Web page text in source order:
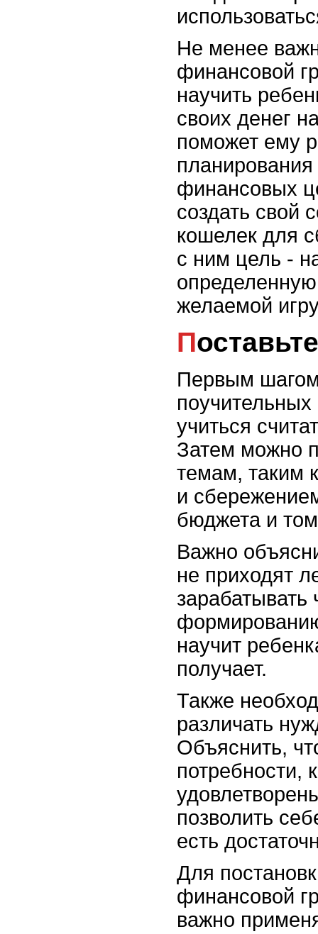
Не менее
финансовой
научить
своих денег
поможет ему
финансовых
создать свой
кошелек для
с ним цель -
желаемой
Первым
поучительных
учиться
Затем можно
темам, таким
и
бюджета и
Важно
не приходят
зарабатывать
научит
получает.
Также
различать
Объяснить,
потребности,
позволить
есть
Для
финансовой
важно